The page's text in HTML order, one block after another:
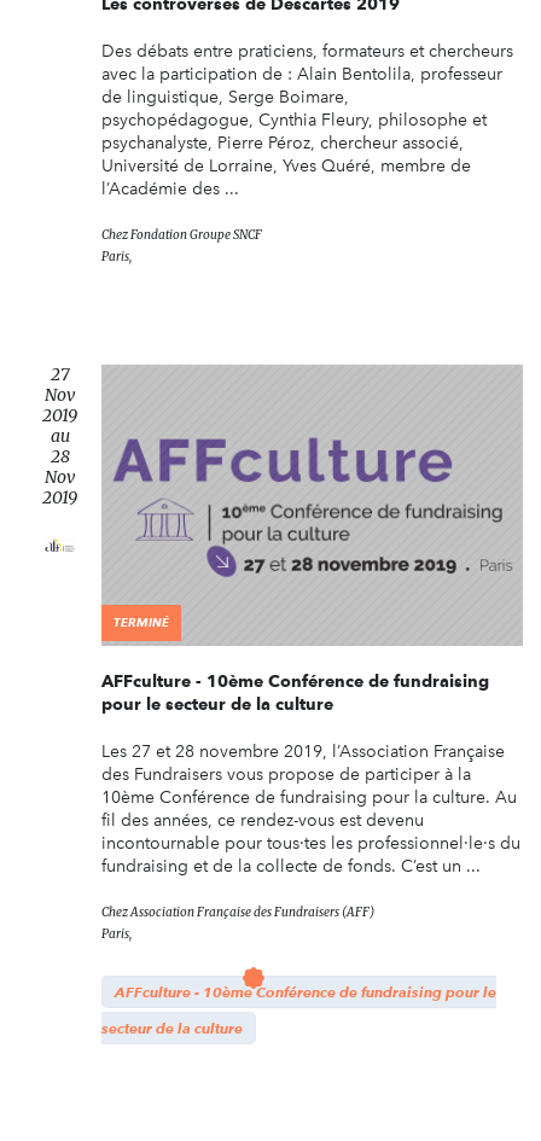
Les controverses de Descartes 2019
Des débats entre praticiens, formateurs et chercheurs
avec la participation de : Alain Bentolila, professeur
de linguistique, Serge Boimare,
psychopédagogue, Cynthia Fleury, philosophe et
psychanalyste, Pierre Péroz, chercheur associé,
Université de Lorraine, Yves Quéré, membre de
l’Académie des ...
ChezFondation Groupe SNCF
Paris,
27
Nov
2019
au
28
Nov
2019
TERMINÉ
AFFculture - 10ème Conférence de fundraising
pour le secteur de la culture
Les 27 et 28 novembre 2019, l’Association Française
des Fundraisers vous propose de participer à la
10ème Conférence de fundraising pour la culture. Au
fil des années, ce rendez-vous est devenu
incontournable pour tous·tes les professionnel·le·s du
fundraising et de la collecte de fonds. C’est un ...
ChezAssociation Française des Fundraisers (AFF)
Paris,
AFFculture - 10ème Conférence de fundraising pour le
secteur de la culture